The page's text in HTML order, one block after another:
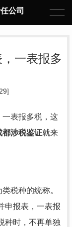
公司
一表报多
表报多税，这
都涉税鉴证就来
税种的统称。
申报表，一表报
种时，不再单独